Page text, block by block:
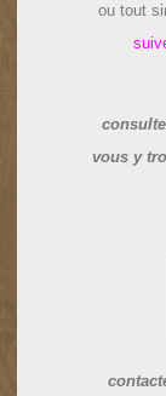
ou tout
vous y